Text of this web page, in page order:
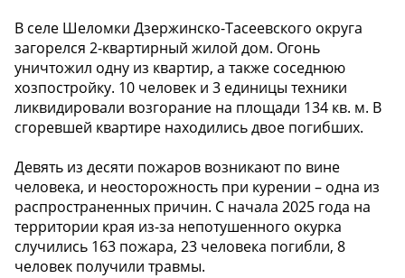
В селе Шеломки Дзержинско-Тасеевского округа
загорелся 2-квартирный жилой дом. Огонь
уничтожил одну из квартир, а также соседнюю
хозпостройку. 10 человек и 3 единицы техники
ликвидировали возгорание на площади 134 кв. м. В
сгоревшей квартире находились двое погибших.
Девять из десяти пожаров возникают по вине
человека, и неосторожность при курении – одна из
распространенных причин. С начала 2025 года на
территории края из-за непотушенного окурка
случились 163 пожара, 23 человека погибли, 8
человек получили травмы.